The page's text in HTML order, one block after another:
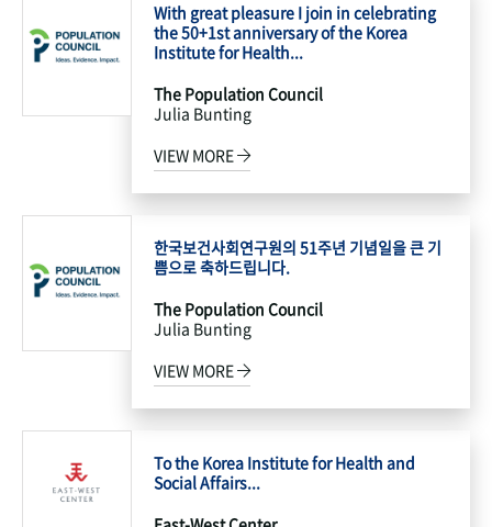
With great pleasure I join in celebrating
the 50+1st anniversary of the Korea
Institute for Health...
The Population Council
Julia Bunting
VIEW MORE
한국보건사회연구원의 51주년 기념일을 큰 기
쁨으로 축하드립니다.
The Population Council
Julia Bunting
VIEW MORE
To the Korea Institute for Health and
Social Affairs...